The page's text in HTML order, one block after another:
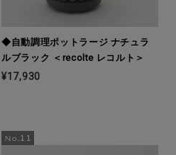
◆自動調理ポットラージ ナチュラ
ルブラック ＜recolte レコルト＞
¥17,930